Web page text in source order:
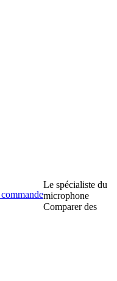
Le spécialiste du
microphone
Comparer des